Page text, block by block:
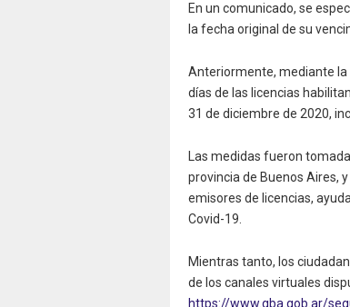
En un comunicado, se
la fecha original de su
Anteriormente, mediante la
días de las licencias
31 de diciembre de 2020,
Las medidas fueron
provincia de Buenos Aires,
emisores de licencias,
Covid-19.
Mientras tanto, los
de los canales virtuales
https://www.gba.gob.ar/